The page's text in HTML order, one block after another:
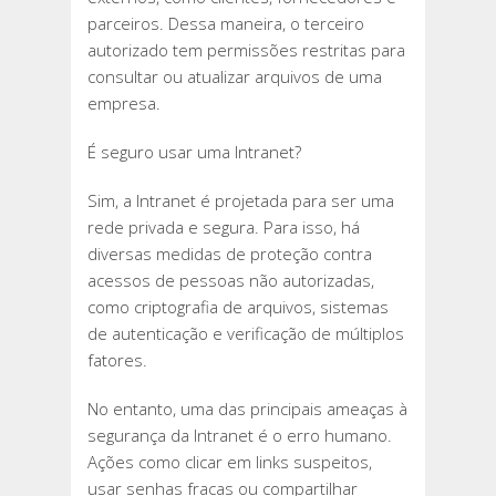
parceiros. Dessa maneira, o terceiro
autorizado tem permissões restritas para
consultar ou atualizar arquivos de uma
empresa.
É seguro usar uma Intranet?
Sim, a Intranet é projetada para ser uma
rede privada e segura. Para isso, há
diversas medidas de proteção contra
acessos de pessoas não autorizadas,
como criptografia de arquivos, sistemas
de autenticação e verificação de múltiplos
fatores.
No entanto, uma das principais ameaças à
segurança da Intranet é o erro humano.
Ações como clicar em links suspeitos,
usar senhas fracas ou compartilhar